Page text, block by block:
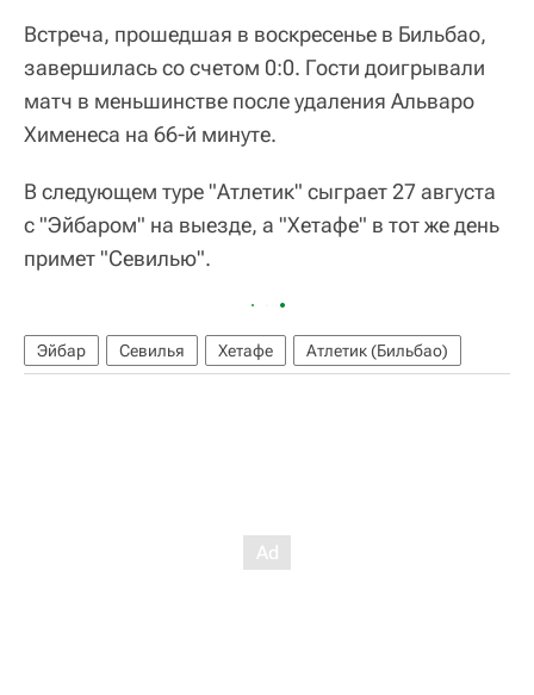
Встреча, прошедшая в воскресенье в Бильбао,
завершилась со счетом 0:0. Гости доигрывали
матч в меньшинстве после удаления Альваро
Хименеса на 66-й минуте.
В следующем туре "Атлетик" сыграет 27 августа
с "Эйбаром" на выезде, а "Хетафе" в тот же день
примет "Севилью".
Эйбар Севилья Хетафе Атлетик (Бильбао)